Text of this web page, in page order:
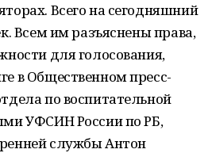
Всего на сегодняшний
Всем им разъяснены права,
для голосования,
в Общественном пресс-
по воспитательной
УФСИН России по РБ,
службы Антон